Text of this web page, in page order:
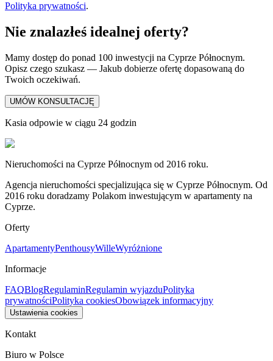
Polityka prywatności.
Nie znalazłeś idealnej oferty?
Mamy dostęp do ponad 100 inwestycji na Cyprze Północnym.
Opisz czego szukasz — Jakub dobierze ofertę dopasowaną do
Twoich oczekiwań.
UMÓW KONSULTACJĘ
Kasia odpowie w ciągu 24 godzin
Nieruchomości na Cyprze Północnym od 2016 roku.
Agencja nieruchomości specjalizująca się w Cyprze Północnym. Od
2016 roku doradzamy Polakom inwestującym w apartamenty na
Cyprze.
Oferty
ApartamentyPenthousyWilleWyróżnione
Informacje
FAQBlogRegulaminRegulamin wyjazduPolityka
prywatnościPolityka cookiesObowiązek informacyjny
Ustawienia cookies
Kontakt
Biuro w Polsce